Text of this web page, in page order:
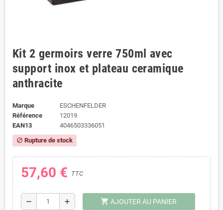
Kit 2 germoirs verre 750ml avec
support inox et plateau ceramique
anthracite
Marque
ESCHENFELDER
Référence
12019
EAN13
4046503336051
block Rupture de stock
57,60 € TTC
remove add shopping_cart AJOUTER AU PANIER